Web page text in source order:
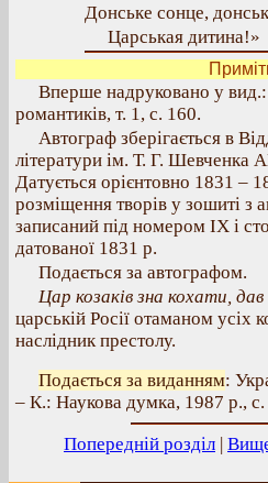
Донське сонце,
Царськая дитина!»
Вперше надруковано у
романтиків, т. 1, с. 160.
Автограф зберігається в
літератури ім. Т. Г.
Датується орієнтовно 1831 –
розміщення творів у зошиті з
записаний під номером IX і
датованої 1831 р.
Подається за автографом.
Цар козаків зна кохати,
царській Росії отаманом усіх
наслідник престолу.
Подається за виданням:
– К.: Наукова думка, 1987 р.,
Попередній розділ |